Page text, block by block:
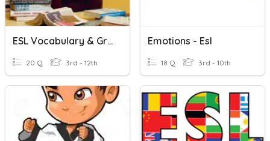
ESL Vocabulary & Grammar Review
20 Q 3rd - 12th
Emotions - Esl
18 Q 3rd - 10th